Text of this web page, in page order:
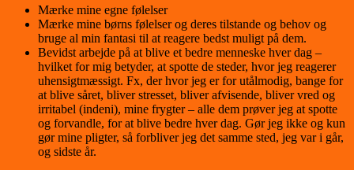
Mærke mine egne følelser
Mærke mine børns følelser og deres tilstande og behov og
bruge al min fantasi til at reagere bedst muligt på dem.
Bevidst arbejde på at blive et bedre menneske hver dag –
hvilket for mig betyder, at spotte de steder, hvor jeg reagerer
uhensigtmæssigt. Fx, der hvor jeg er for utålmodig, bange for
at blive såret, bliver stresset, bliver afvisende, bliver vred og
irritabel (indeni), mine frygter – alle dem prøver jeg at spotte
og forvandle, for at blive bedre hver dag. Gør jeg ikke og kun
gør mine pligter, så forbliver jeg det samme sted, jeg var i går,
og sidste år.